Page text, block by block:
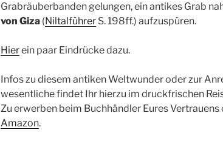
Grabräuberbanden gelungen, ein antikes Grab
von Giza (Niltalführer S. 198ff.) aufzuspüren.
Hierein paar Eindrücke dazu.
Infos zu diesem antiken Weltwunder oder zur
wesentliche findet Ihr hierzu im druckfrischen
Zu erwerben beim Buchhändler Eures Vertrauens
Amazon.